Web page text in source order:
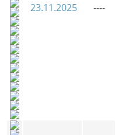
23.11.2025 ----